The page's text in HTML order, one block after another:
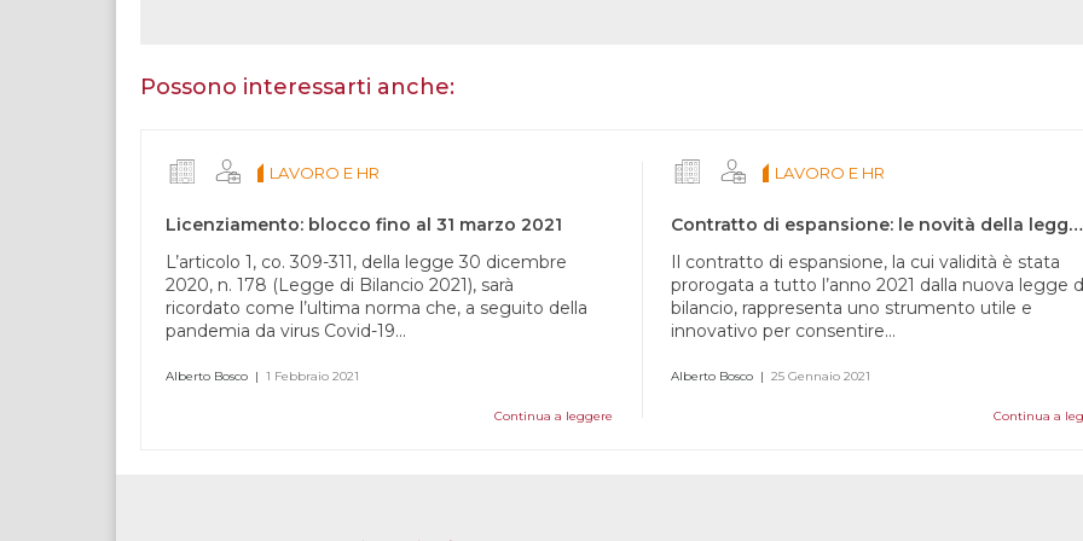
essere
questo
campo
Possono interessarti anche:
LAVORO E HR
Licenziamento: blocco fino al 31 marzo 2021
L’articolo 1, co. 309-311, della legge 30 dicembre
2020, n. 178 (Legge di Bilancio 2021), sarà
ricordato come l’ultima norma che, a seguito della
pandemia da virus Covid-19...
Alberto Bosco | 1 Febbraio 2021
Continua a leggere
LAVORO E HR
Contratto di espansione: le novità della legge di bilancio 2021
Il contratto di espansione, la cui validità è stata
prorogata a tutto l’anno 2021 dalla nuova legge
bilancio, rappresenta uno strumento utile e
innovativo per consentire...
Alberto Bosco| 25 Gennaio 2021
Continua a